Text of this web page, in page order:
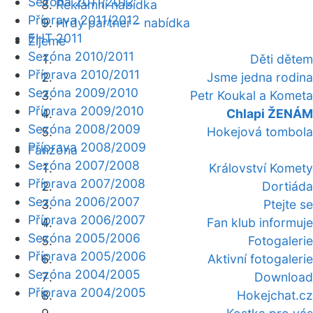
Reklamní nabídka
Hrdý partner - nabídka
Žijeme
Děti dětem
Jsme jedna rodina
Petr Koukal a Kometa
Chlapi ŽENÁM
Hokejová tombola
Fanzóna
Království Komety
Dortiáda
Ptejte se
Fan klub informuje
Fotogalerie
Aktivní fotogalerie
Download
Hokejchat.cz
Příprava 2011/2012
EHT 2011
Sezóna 2010/2011
Příprava 2010/2011
Sezóna 2009/2010
Příprava 2009/2010
Sezóna 2008/2009
Příprava 2008/2009
Sezóna 2007/2008
Příprava 2007/2008
Sezóna 2006/2007
Příprava 2006/2007
Sezóna 2005/2006
Příprava 2005/2006
Sezóna 2004/2005
Příprava 2004/2005